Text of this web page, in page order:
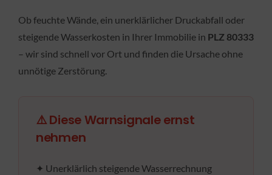
Ob feuchte Wände, ein unerklärlicher Druckabfall oder
steigende Wasserkosten in Ihrer Immobilie in PLZ 80333
– wir sind schnell vor Ort und finden die Ursache ohne
unnötige Zerstörung.
⚠️ Diese Warnsignale ernst
nehmen
✦ Unerklärlich steigende Wasserrechnung